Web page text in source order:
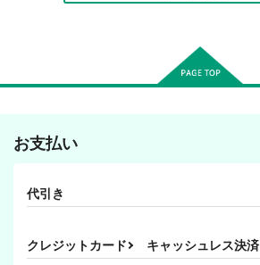
お支払い
代引き
クレジットカード キャッシュレス決済